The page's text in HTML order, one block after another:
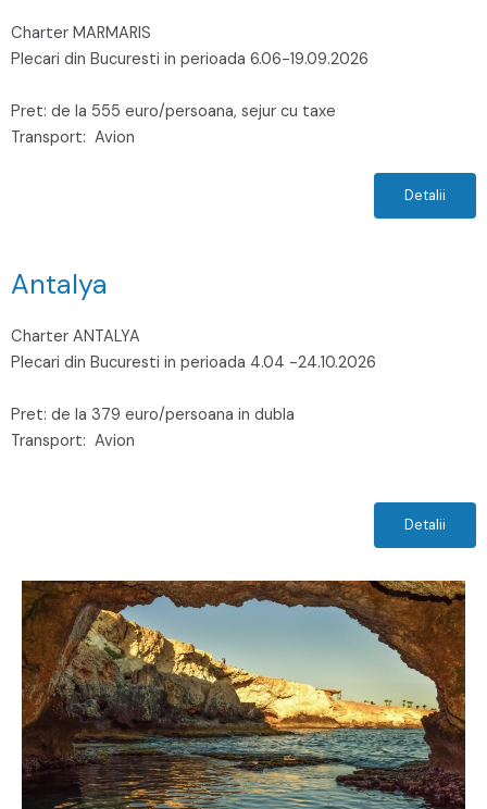
Charter MARMARIS
Plecari din Bucuresti in perioada 6.06-19.09.2026
Pret: de la 555 euro/persoana, sejur cu taxe
Transport: Avion
Detalii
Antalya
Charter ANTALYA
Plecari din Bucuresti in perioada 4.04 -24.10.2026
Pret: de la 379 euro/persoana in dubla
Transport: Avion
Detalii